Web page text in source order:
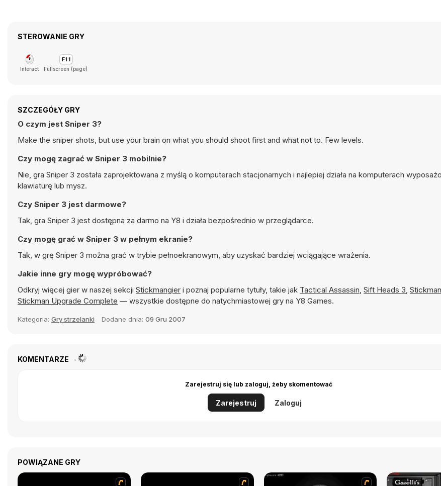
STEROWANIE GRY
Interact Fullscreen (page)
SZCZEGÓŁY GRY
O czym jest Sniper 3?
Make the sniper shots, but use your brain on what you should shoot first and what not to. Few levels.
Czy mogę zagrać w Sniper 3 mobilnie?
Nie, gra Sniper 3 została zaprojektowana z myślą o komputerach stacjonarnych i najlepiej działa na komputerach
klawiaturę lub mysz.
Czy Sniper 3 jest darmowe?
Tak, gra Sniper 3 jest dostępna za darmo na Y8 i działa bezpośrednio w przeglądarce.
Czy mogę grać w Sniper 3 w pełnym ekranie?
Tak, w grę Sniper 3 można grać w trybie pełnoekranowym, aby uzyskać bardziej wciągające wrażenia.
Jakie inne gry mogę wypróbować?
Odkryj więcej gier w naszej sekcji Stickmangier i poznaj popularne tytuły, takie jak Tactical Assassin, Sift Heads 3,
Stickman Upgrade Complete — wszystkie dostępne do natychmiastowej gry na Y8 Games.
Kategoria: Gry strzelanki Dodane dnia: 09 Gru 2007
KOMENTARZE
Zarejestruj się lub zaloguj, żeby skomentować
Zarejestruj Zaloguj
POWIĄZANE GRY